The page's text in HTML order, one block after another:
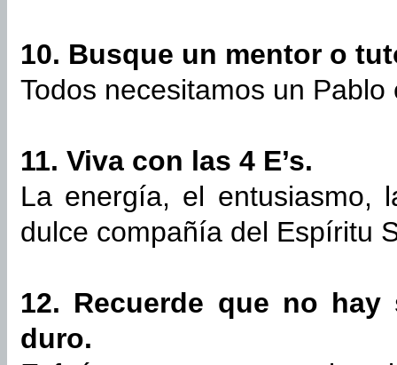
10. Busque un mentor o
Todos necesitamos un
11. Viva con las 4 E’s.
La energía, el entusiasmo,
dulce compañía del Espíritu
12. Recuerde que no
duro.